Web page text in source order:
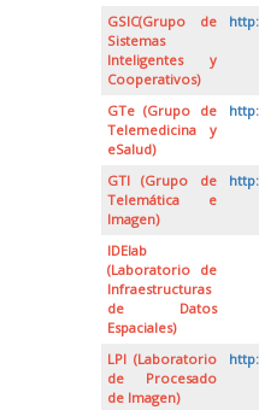
GSIC(Grupo de
Sistemas
Inteligentes y
Cooperativos)
GTe (Grupo de
Telemedicina y
eSalud)
GTI (Grupo de
Telemática e
Imagen)
IDElab
(Laboratorio de
Infraestructuras
de Datos
Espaciales)
LPI (Laboratorio
de Procesado
de Imagen)